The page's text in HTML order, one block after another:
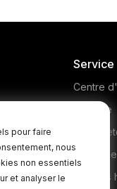
pour faire
nous
non essentiels
et analyser le
Service
Centre
Garantie
Où
Produits